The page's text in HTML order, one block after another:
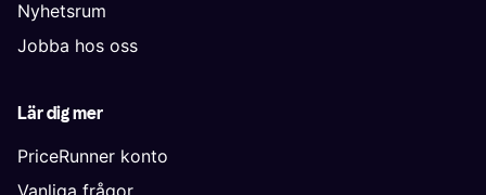
Nyhetsrum
Jobba hos oss
Lär dig mer
PriceRunner konto